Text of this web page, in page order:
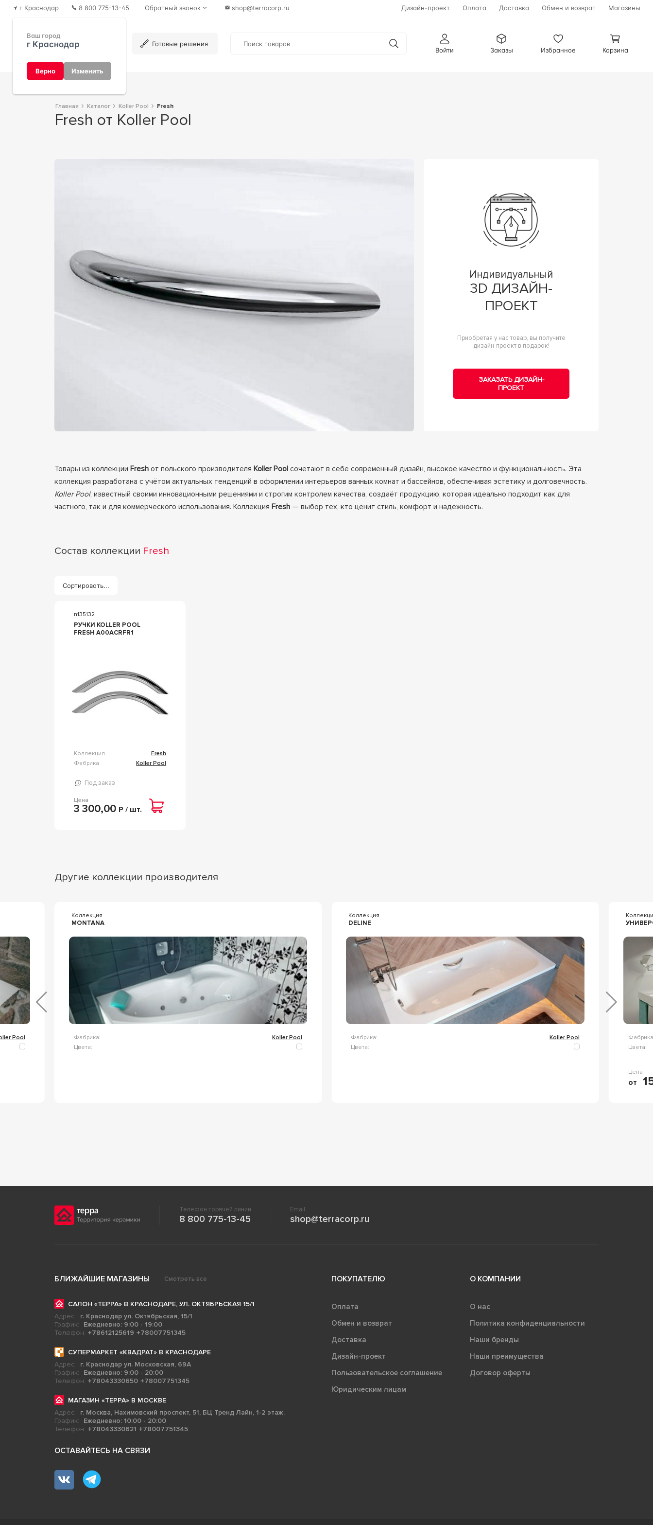
г Краснодар
Ваш город
г Краснодар
Верно Изменить
8 800 775-13-45 Обратный звонок shop@terracorp.ru Дизайн-проект Оплата Доставка Обмен и возврат Магазины
Готовые решения
Войти
Заказы Избранное Корзина
Главная Каталог Koller Pool Fresh
Fresh от Koller Pool
Индивидуальный
3D ДИЗАЙН-
ПРОЕКТ
Приобретая у нас товар, вы получите
дизайн-проект в подарок!
ЗАКАЗАТЬ ДИЗАЙН-
ПРОЕКТ
Товары из коллекции Freshот польского производителя Koller Poolсочетают в себе современный дизайн, высокое качество и функциональность. Эта
коллекция разработана с учётом актуальных тенденций в оформлении интерьеров ванных комнат и бассейнов, обеспечивая эстетику и долговечность.
Koller Pool, известный своими инновационными решениями и строгим контролем качества, создаёт продукцию, которая идеально подходит как для
частного, так и для коммерческого использования. Коллекция Fresh— выбор тех, кто ценит стиль, комфорт и надёжность.
Состав коллекции Fresh
Сортировать...
n135132
РУЧКИ KOLLER POOL
FRESH A00ACRFR1
Коллекция
Fresh
Фабрика
Koller Pool
Под заказ
Цена
3 300,00 Р / шт.
Другие коллекции производителя
Pool
Коллекция
MONTANA
Фабрика:
Koller Pool
Цвета:
Коллекция
DELINE
Фабрика:
Koller Pool
Цвета:
Цвета:
Цена
от
Телефон горячей линии
8 800 775-13-45
Email
shop@terracorp.ru
БЛИЖАЙШИЕ МАГАЗИНЫ Смотреть все
САЛОН «ТЕРРА» В КРАСНОДАРЕ, УЛ. ОКТЯБРЬСКАЯ 15/1
Адрес:
г. Краснодар ул. Октябрьская, 15/1
График:
Ежедневно: 9:00 - 19:00
Телефон: +78612125619 +78007751345
СУПЕРМАРКЕТ «КВАДРАТ» В КРАСНОДАРЕ
Адрес:
г. Краснодар ул. Московская, 69А
График:
Ежедневно: 9:00 - 20:00
Телефон: +78043330650 +78007751345
МАГАЗИН «ТЕРРА» В МОСКВЕ
Адрес:
г. Москва, Нахимовский проспект, 51, БЦ Тренд Лайн, 1-2 этаж.
График:
Ежедневно: 10:00 - 20:00
Телефон: +78043330621 +78007751345
ОСТАВАЙТЕСЬ НА СВЯЗИ
ПОКУПАТЕЛЮ
Оплата
Обмен и возврат
Доставка
Дизайн-проект
Пользовательское соглашение
Юридическим лицам
О КОМПАНИИ
О нас
Политика конфиденциальности
Наши бренды
Наши преимущества
Договор оферты